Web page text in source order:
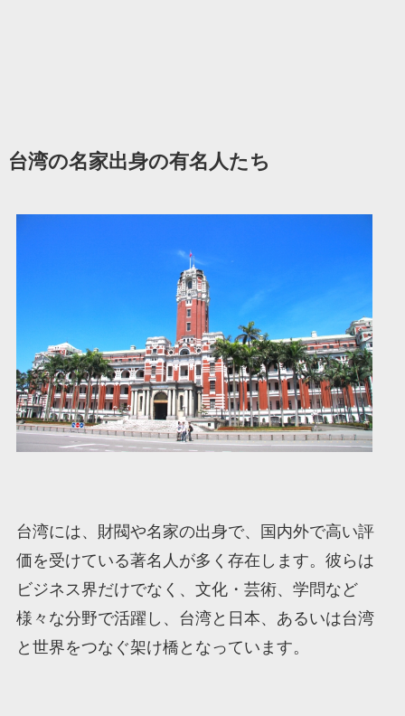
台湾の名家出身の有名人たち
台湾には、財閥や名家の出身で、国内外で高い評
価を受けている著名人が多く存在します。彼らは
ビジネス界だけでなく、文化・芸術、学問など
様々な分野で活躍し、台湾と日本、あるいは台湾
と世界をつなぐ架け橋となっています。